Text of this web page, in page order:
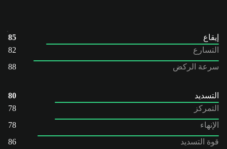
إيقاع
85
التسارع
82
سرعة الركض
88
التسديد
80
التمركز
78
الإنهاء
78
قوة التسديد
86